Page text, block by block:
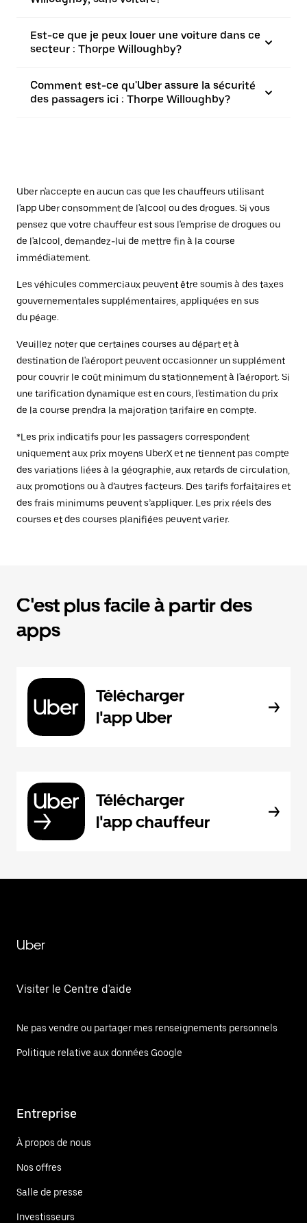
Est-ce que je peux louer une voiture dans ce
secteur : Thorpe Willoughby?
Comment est-ce qu'Uber assure la sécurité
des passagers ici : Thorpe Willoughby?
Uber n'accepte en aucun cas que les chauffeurs utilisant
l'app Uber consomment de l'alcool ou des drogues. Si vous
pensez que votre chauffeur est sous l'emprise de drogues ou
de l'alcool, demandez-lui de mettre fin à la course
immédiatement.
Les véhicules commerciaux peuvent être soumis à des taxes
gouvernementales supplémentaires, appliquées en sus
du péage.
Veuillez noter que certaines courses au départ et à
destination de l'aéroport peuvent occasionner un supplément
pour couvrir le coût minimum du stationnement à l'aéroport. Si
une tarification dynamique est en cours, l'estimation du prix
de la course prendra la majoration tarifaire en compte.
*Les prix indicatifs pour les passagers correspondent
uniquement aux prix moyens UberX et ne tiennent pas compte
des variations liées à la géographie, aux retards de circulation,
aux promotions ou à d’autres facteurs. Des tarifs forfaitaires et
des frais minimums peuvent s’appliquer. Les prix réels des
courses et des courses planifiées peuvent varier.
C'est plus facile à partir des
apps
Télécharger
l'app Uber
Télécharger
l'app chauffeur
Uber
Visiter le Centre d'aide
Ne pas vendre ou partager mes renseignements personnels
Politique relative aux données Google
Entreprise
À propos de nous
Nos offres
Salle de presse
Investisseurs